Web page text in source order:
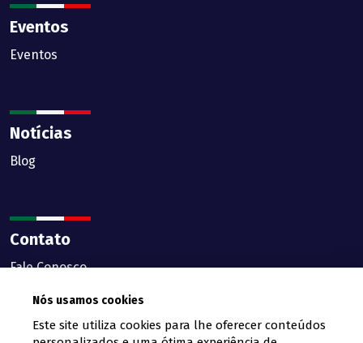
Eventos
Eventos
Notícias
Blog
Contato
Fale Conosco
Nós usamos cookies
Este site utiliza cookies para lhe oferecer conteúdos